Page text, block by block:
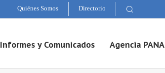
Quiénes Somos Directorio
Informes y Comunicados Agencia PANA